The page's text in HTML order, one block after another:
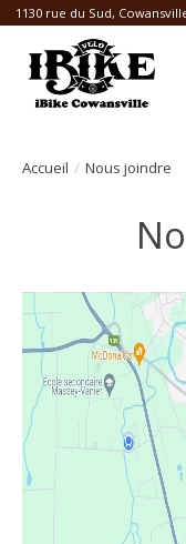
1130 rue du Sud,
Accueil / Nous joindre